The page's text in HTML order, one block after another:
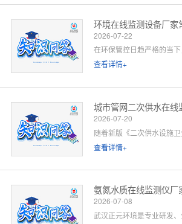
2026-07-22
查看详情+
2026-07-20
查看详情+
2026-07-08